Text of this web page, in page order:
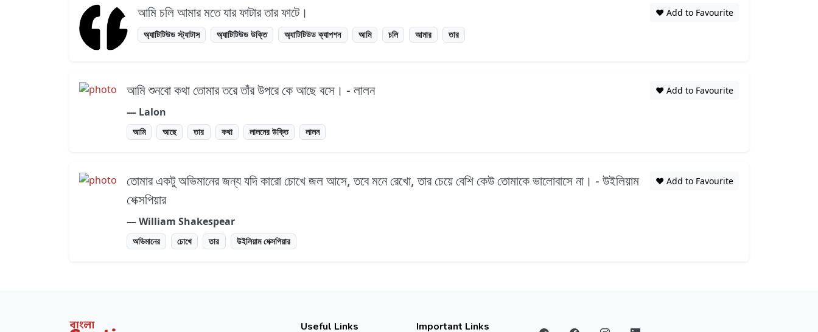
আমি চলি আমার মতে যার ফাটার তার ফাটে।
অ্যাটিটিউড স্ট্যাটাস অ্যাটিটিউড উক্তি অ্যাটিটিউড ক্যাপশন আমি চলি আমার তার
❤️ Add to Favourite
আমি শুনবো কথা তোমার তরে তাঁর উপরে কে আছে বসে। - লালন
― Lalon
আমি আছে তার কথা লালনের উক্তি লালন
❤️ Add to Favourite
তোমার একটু অভিমানের জন্য যদি কারো চোখে জল আসে, তবে মনে রেখো, তার চেয়ে বেশি কেউ তোমাকে ভালোবাসে না। - উইলিয়াম
শেক্সপিয়ার
― William Shakespear
অভিমানের চোখে তার উইলিয়াম শেক্সপিয়ার
❤️ Add to Favourite
Useful Links Important Links